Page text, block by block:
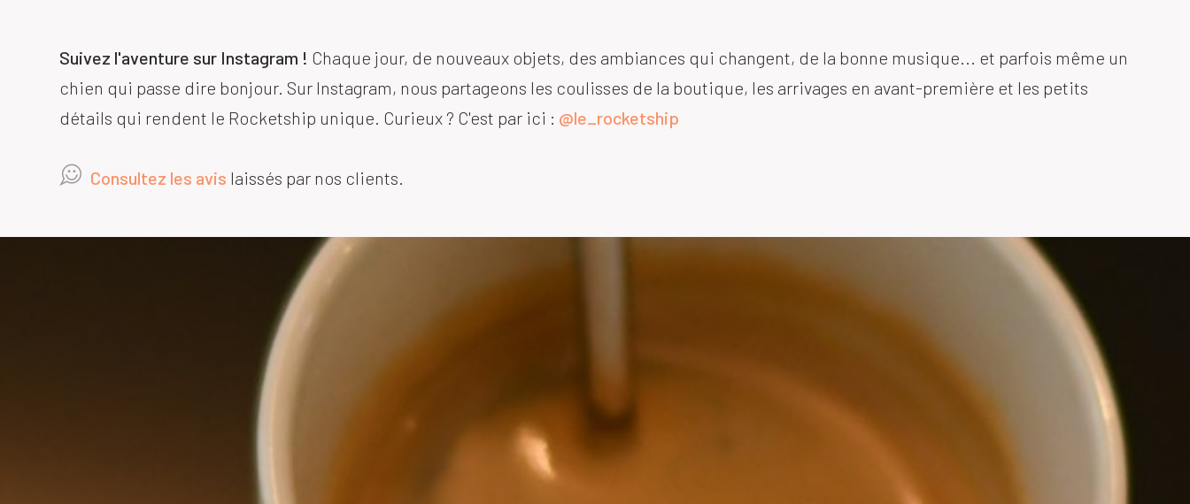
Suivez l'aventure sur Instagram ! Chaque jour, de nouveaux objets, des ambiances qui changent, de la bonne musique... et parfois même un
chien qui passe dire bonjour. Sur Instagram, nous partageons les coulisses de la boutique, les arrivages en avant-première et les petits
détails qui rendent le Rocketship unique. Curieux ? C'est par ici : @le_rocketship
Consultez les avis laissés par nos clients.